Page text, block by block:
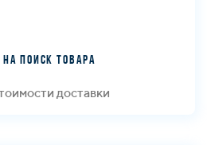
на поиск товара
доставки